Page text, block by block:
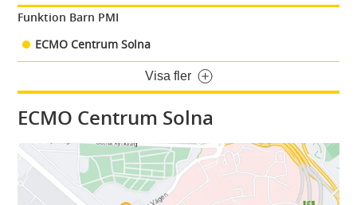
Funktion Barn PMI
ECMO Centrum Solna
Visa fler
ECMO Centrum Solna